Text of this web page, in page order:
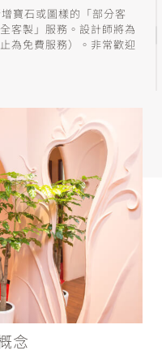
寶石或圖樣的「部分客
客製」服務。設計師將為
為免費服務）。非常歡迎
念